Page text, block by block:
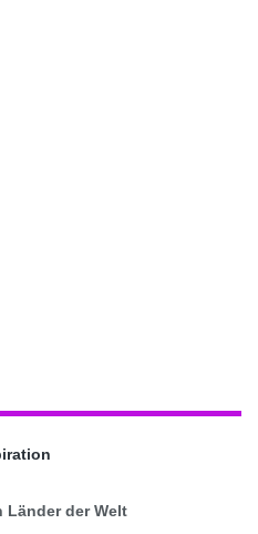
Länder der Welt